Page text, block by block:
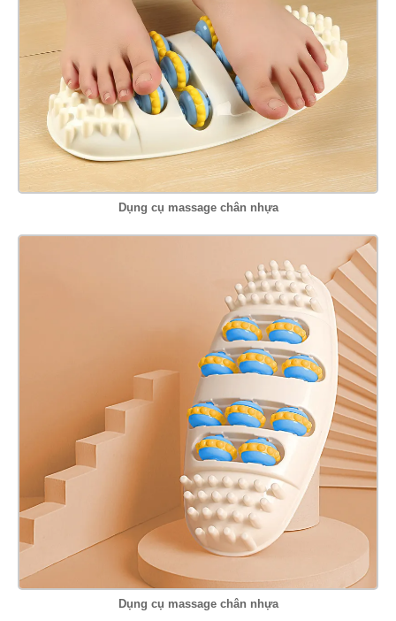
Dụng cụ massage chân nhựa
Dụng cụ massage chân nhựa